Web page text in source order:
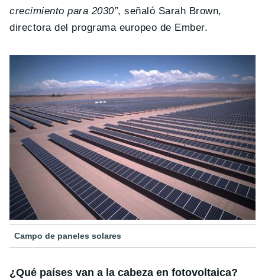
crecimiento para 2030”, señaló Sarah Brown,
directora del programa europeo de Ember.
Campo de paneles solares
¿Qué países van a la cabeza en fotovoltaica?